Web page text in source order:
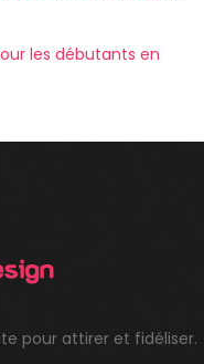
les débutants en
pour attirer et fidéliser.